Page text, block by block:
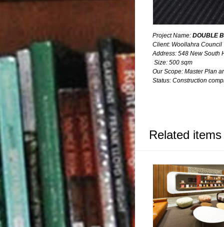
ProjectName: DOUBLE
Client: Woollahra Council
Address: 548 New South
Size: 500 sqm
Our Scope: Master Plan
Status: Construction
Related items